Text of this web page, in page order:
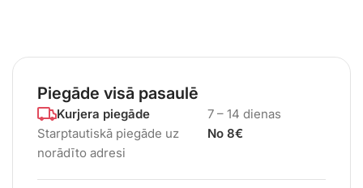
Piegāde visā pasaulē
Kurjera piegāde
Starptautiskā piegāde uz
norādīto adresi
7 – 14 dienas
No 8€